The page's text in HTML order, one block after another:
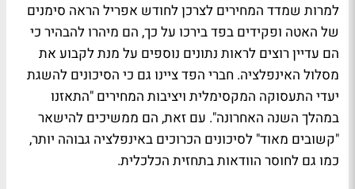
למרות שמדד המחירים לצרכן לחודש אפריל הראה סימנים
של האטה ופקידים בפד בירכו על כך, הם מיהרו להבהיר כי
הם עדיין רוצים לראות נתונים נוספים על מנת לקבוע את
מסלול האינפלציה. חברי הפד ציינו גם כי הסיכונים להשגת
יעדי התעסוקה המקסימלית ויציבות המחירים "התאזנו
במהלך השנה האחרונה". עם זאת, הם ממשיכים להישאר
"קשובים מאוד" לסיכונים הכרוכים באינפלציה גבוהה יותר,
כמו גם לחוסר הוודאות בתחזית הכלכלית.